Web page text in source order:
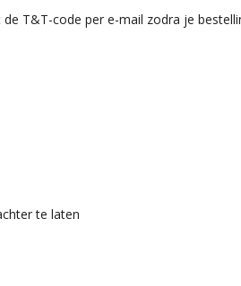
de T&T-code per e-mail zodra je
te laten